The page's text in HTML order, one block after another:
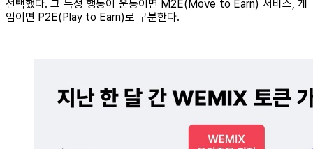
선택했다. 그 특정 행동이 운동이면 M2E(Move to Earn) 서비스, 게
임이면 P2E(Play to Earn)로 구분한다.